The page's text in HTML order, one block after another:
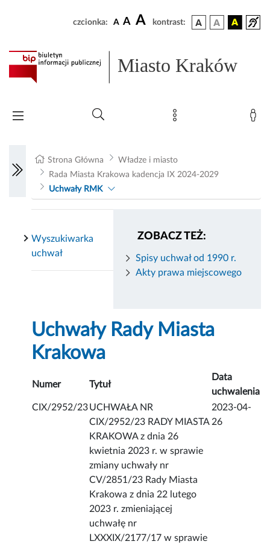
czcionka: A A A kontrast:
Miasto Kraków
Strona Główna
Władze i miasto
Rada Miasta Krakowa kadencja IX 2024-2029
Uchwały RMK
ZOBACZ TEŻ:
Spisy uchwał od 1990 r.
Akty prawa miejscowego
Wyszukiwarka
uchwał
Uchwały Rady Miasta
Krakowa
Numer Tytuł
Data
uchwalenia
CIX/2952/23UCHWAŁA NR
CIX/2952/23 RADY MIASTA
KRAKOWA z dnia 26
kwietnia 2023 r. w sprawie
zmiany uchwały nr
CV/2851/23 Rady Miasta
Krakowa z dnia 22 lutego
2023 r. zmieniającej
uchwałę nr
LXXXIX/2177/17 w sprawie
2023-04-
26